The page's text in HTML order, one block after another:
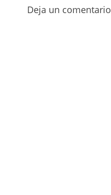
Deja un comentario